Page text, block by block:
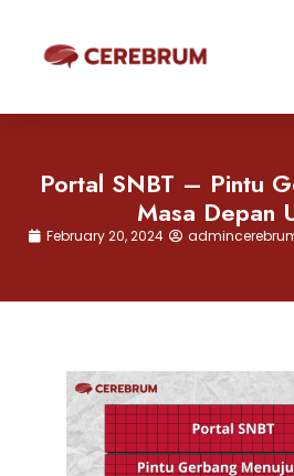
Portal SNBT – Pintu
Masa Depan
February 20, 2024